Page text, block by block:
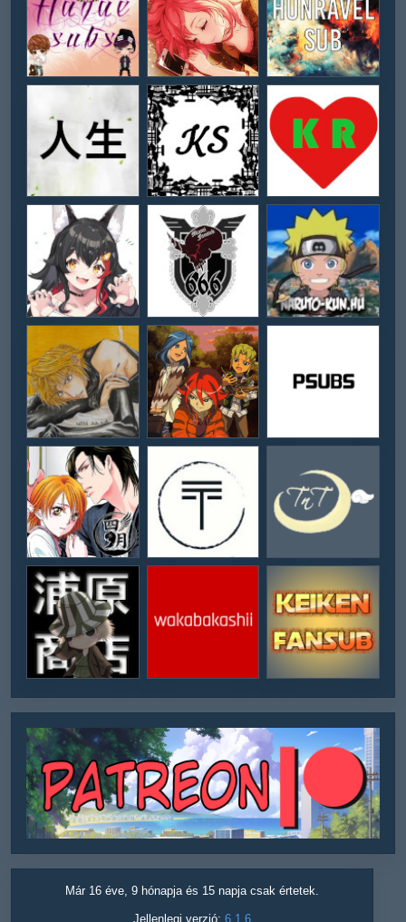
Már 16 éve, 9 hónapja és 15 napja csak értetek.
Jellenlegi verzió: 6.1.6